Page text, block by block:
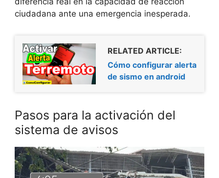
ciudadana ante una emergencia inesperada.
RELATED ARTICLE:
Cómo configurar alerta
de sismo en android
Pasos para la activación del
sistema de avisos